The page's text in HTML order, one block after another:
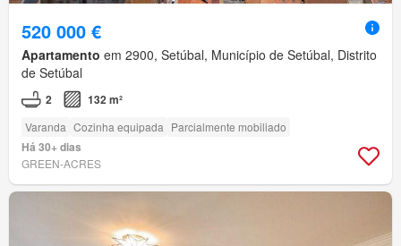
520 000 €
Apartamento em 2900, Setúbal, Município de Setúbal, Distrito
de Setúbal
2 132 m²
Varanda Cozinha equipada Parcialmente mobiliado
Há 30+ dias
GREEN-ACRES